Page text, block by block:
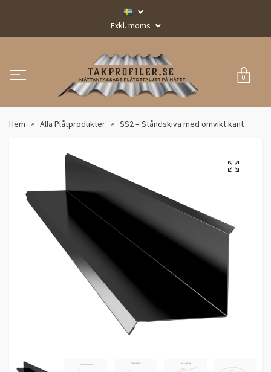
Exkl. moms
0
Hem Alla Plåtprodukter SS2 – Ståndskiva med omvikt kant